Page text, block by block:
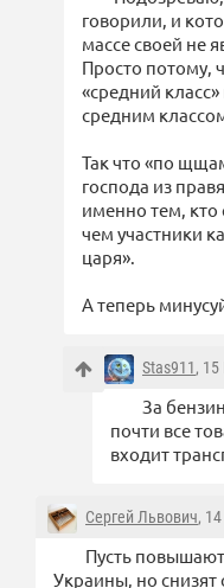
говорили, и
массе своей не
Просто потому,
«средний
средним
Так что «по
господа из
именно тем,
чем участники
царя».
А теперь
Stas911,
За
почти все
входит
Сергей Львович,
Пусть
Украины, но снизят